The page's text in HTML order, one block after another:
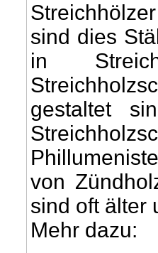
sind dies
in
gestaltet
von
sind oft älter
Mehr dazu: